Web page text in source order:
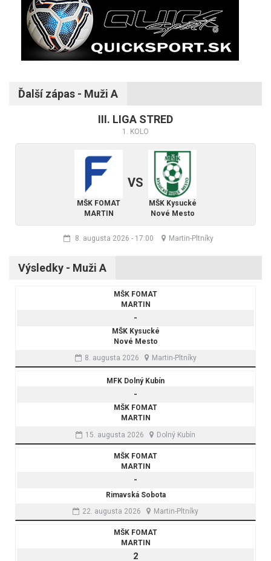
Ďalší zápas - Muži A
III. LIGA STRED
1. KOLO
MŠK FOMAT
MARTIN
VS
MŠK Kysucké
Nové Mesto
8. augusta 2026 - 17:00 Martin-Pltníky
Výsledky - Muži A
MŠK FOMAT
MARTIN
-
MŠK Kysucké
Nové Mesto
8. augusta 2026
Martin-Pltníky
MFK Dolný Kubín
-
MŠK FOMAT
MARTIN
15. augusta 2026
Dolný Kubín
MŠK FOMAT
MARTIN
-
Rimavská Sobota
22. augusta 2026
Martin-Pltníky
MŠK FOMAT
MARTIN
2